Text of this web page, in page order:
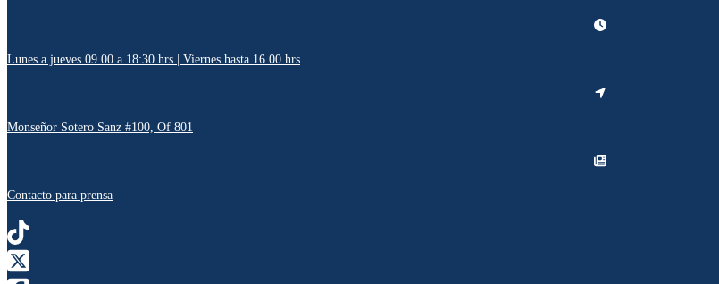
Lunes a jueves 09.00 a 18:30 hrs | Viernes hasta 16.00 hrs
Monseñor Sotero Sanz #100, Of 801
Contacto para prensa